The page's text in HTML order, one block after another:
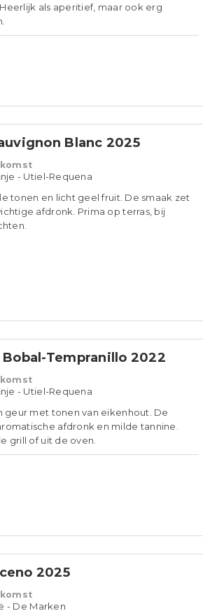
als aperitief, maar ook erg
Blanc 2025
- Utiel-Requena
tonen en licht geel fruit. De smaak zet
afdronk. Prima op terras, bij
Tempranillo 2022
- Utiel-Requena
geur met tonen van eikenhout. De
afdronk en milde tannine.
grill of uit de oven.
2025
- De Marken